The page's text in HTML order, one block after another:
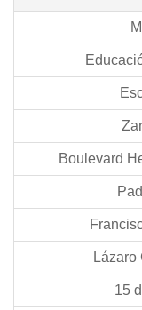
Boulevard
Lázaro
15